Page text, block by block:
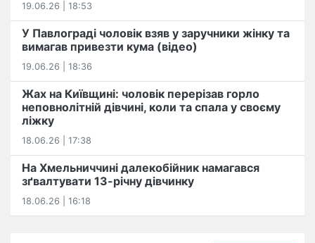
19.06.26 | 18:53
У Павлограді чоловік взяв у заручники жінку та
вимагав привезти кума (відео)
19.06.26 | 18:36
Жах на Київщині: чоловік перерізав горло
неповнолітній дівчині, коли та спала у своєму
ліжку
18.06.26 | 17:38
На Хмельниччині далекобійник намагався
зґвалтувати 13-річну дівчинку
18.06.26 | 16:18